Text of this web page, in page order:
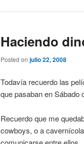
Haciendo
Posted on julio 22, 2008
Todavía recuerdo las
que pasaban en
Recuerdo que me
cowboys, o a